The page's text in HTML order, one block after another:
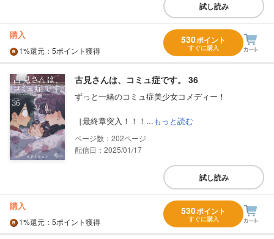
試し読み
購入
1%還元 ：5ポイント獲得
530ポイント
すぐに購入
古見さんは、コミュ症です。 36
ずっと一緒のコミュ症美少女コメディー！
［最終章突入！！！...もっと読む
202
配信日：2025/01/17
試し読み
購入
1%還元 ：5ポイント獲得
530ポイント
すぐに購入